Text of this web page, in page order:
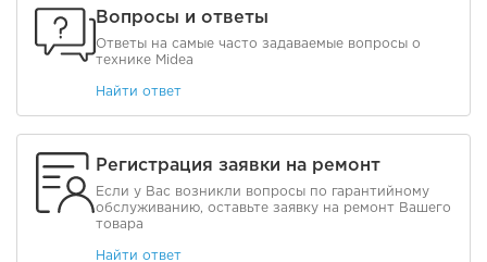
Вопросы и ответы
Ответы на самые часто задаваемые вопросы о
технике Midea
Найти ответ
Регистрация заявки на ремонт
Если у Вас возникли вопросы по гарантийному
обслуживанию, оставьте заявку на ремонт Вашего
товара
Найти ответ